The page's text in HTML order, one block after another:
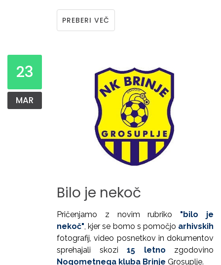
PREBERI VEČ
23
MAR
Bilo je nekoč
Pričenjamo z novim rubriko "bilo je
nekoč" , kjer se bomo s pomočjo arhivskih
fotografij, video posnetkov in dokumentov
sprehajali skozi 15 letno zgodovino
Nogometnega kluba Brinje Grosuplje.